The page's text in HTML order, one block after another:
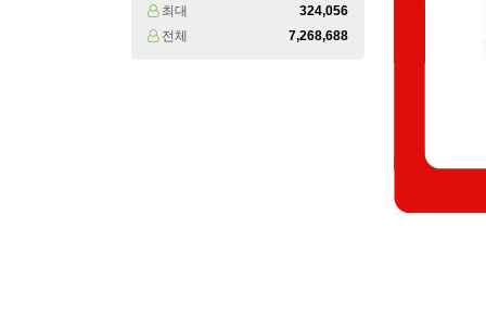
최대
324,056
전체
7,268,688